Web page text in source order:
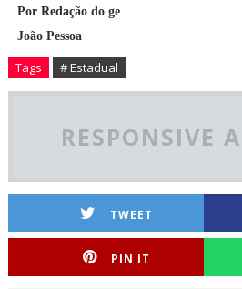
Por Redação do ge
João Pessoa
Tags # Estadual
RESPONSIVE
TWEET
PIN IT